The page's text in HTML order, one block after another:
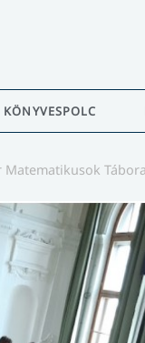
KÖNYVESPOLC
Matematikusok Tábora